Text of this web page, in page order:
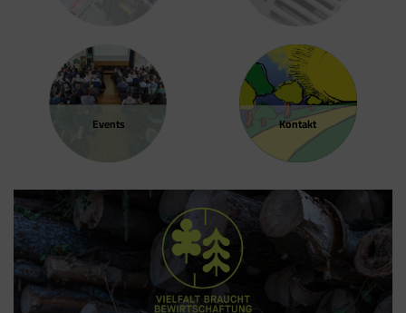
Events Kontakt